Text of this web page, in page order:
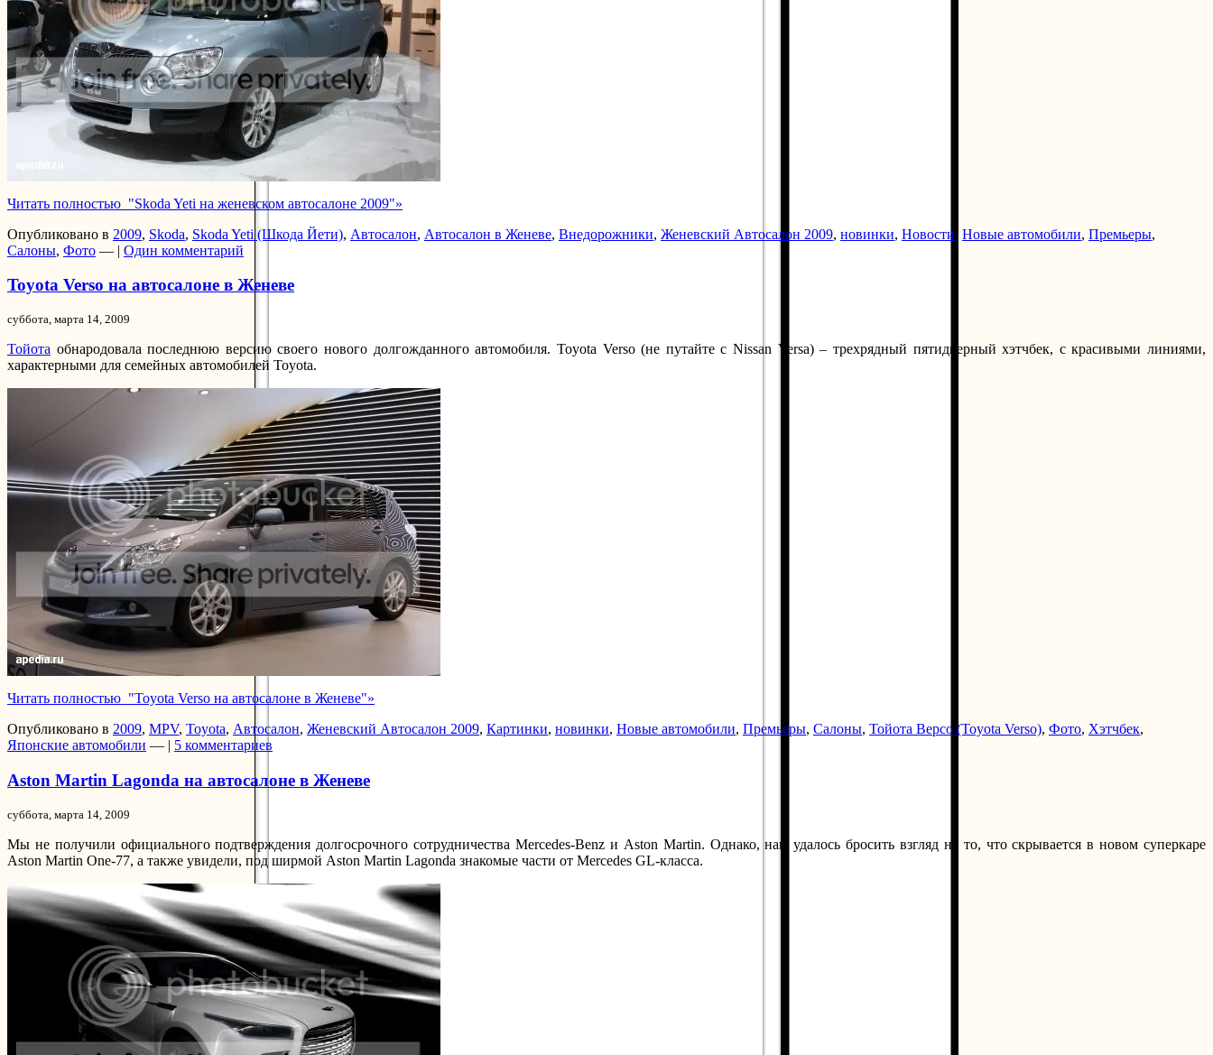
Читать полностью "Skoda Yeti на женевском автосалоне 2009"»
Опубликовано в 2009, Skoda, Skoda Yeti (Шкода Йети), Автосалон, Автосалон в Женеве, Внедорожники, Женевский Автосалон 2009, новинки, Новости Новые автомобили, Премьеры,
Салоны, Фото — | Один комментарий
Toyota Verso на автосалоне в Женеве
суббота, марта 14, 2009
Тойота обнародовала последнюю версию своего нового долгожданного автомобиля. Toyota Verso (не путайте с Nissan Versa) – трехрядный пятидверный хэтчбек, с красивыми линиями,
характерными для семейных автомобилей Toyota.
Читать полностью "Toyota Verso на автосалоне в Женеве"»
Опубликовано в 2009, MPV, Toyota, Автосалон, Женевский Автосалон 2009, Картинки, новинки, Новые автомобили, Премьеры, Салоны, Тойота Версо (Toyota Verso), Фото, Хэтчбек,
Японские автомобили — | 5 комментариев
Aston Martin Lagonda на автосалоне в Женеве
суббота, марта 14, 2009
Мы не получили официального подтверждения долгосрочного сотрудничества Mercedes-Benz и Aston Martin. Однако, нам удалось бросить взгляд на то, что скрывается в новом суперкаре
Aston Martin One-77, а также увидели, под ширмой Aston Martin Lagonda знакомые части от Mercedes GL-класса.